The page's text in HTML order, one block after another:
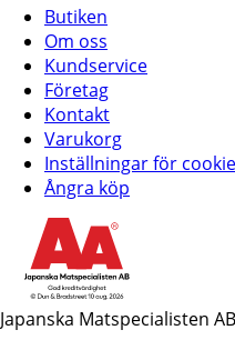
Butiken
Om oss
Kundservice
Företag
Kontakt
Varukorg
Inställningar för
Ångra köp
Japanska Matspecialisten